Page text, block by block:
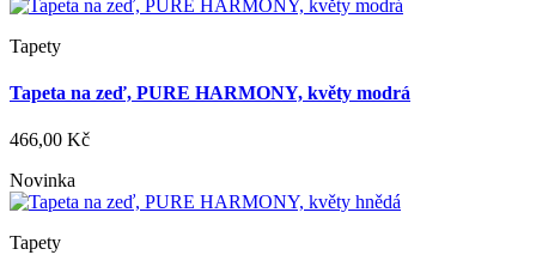
Tapety
Tapeta na zeď, PURE HARMONY, květy modrá
466,00 Kč
Novinka
Tapety